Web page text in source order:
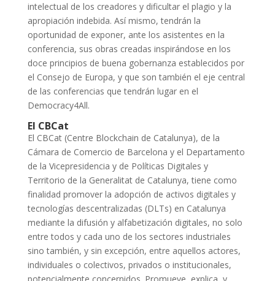
intelectual de los creadores y dificultar el plagio y la
apropiación indebida. Así mismo, tendrán la
oportunidad de exponer, ante los asistentes en la
conferencia, sus obras creadas inspirándose en los
doce principios de buena gobernanza establecidos por
el Consejo de Europa, y que son también el eje central
de las conferencias que tendrán lugar en el
Democracy4All.
El CBCat
El CBCat (Centre Blockchain de Catalunya), de la
Cámara de Comercio de Barcelona y el Departamento
de la Vicepresidencia y de Políticas Digitales y
Territorio de la Generalitat de Catalunya, tiene como
finalidad promover la adopción de activos digitales y
tecnologías descentralizadas (DLTs) en Catalunya
mediante la difusión y alfabetización digitales, no solo
entre todos y cada uno de los sectores industriales
sino también, y sin excepción, entre aquellos actores,
individuales o colectivos, privados o institucionales,